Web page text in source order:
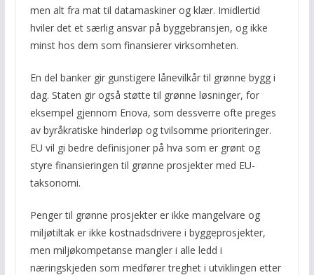
men alt fra mat til datamaskiner og klær. Imidlertid
hviler det et særlig ansvar på byggebransjen, og ikke
minst hos dem som finansierer virksomheten.
En del banker gir gunstigere lånevilkår til grønne bygg i
dag. Staten gir også støtte til grønne løsninger, for
eksempel gjennom Enova, som dessverre ofte preges
av byråkratiske hinderløp og tvilsomme prioriteringer.
EU vil gi bedre definisjoner på hva som er grønt og
styre finansieringen til grønne prosjekter med EU-
taksonomi.
Penger til grønne prosjekter er ikke mangelvare og
miljøtiltak er ikke kostnadsdrivere i byggeprosjekter,
men miljøkompetanse mangler i alle ledd i
næringskjeden som medfører treghet i utviklingen etter